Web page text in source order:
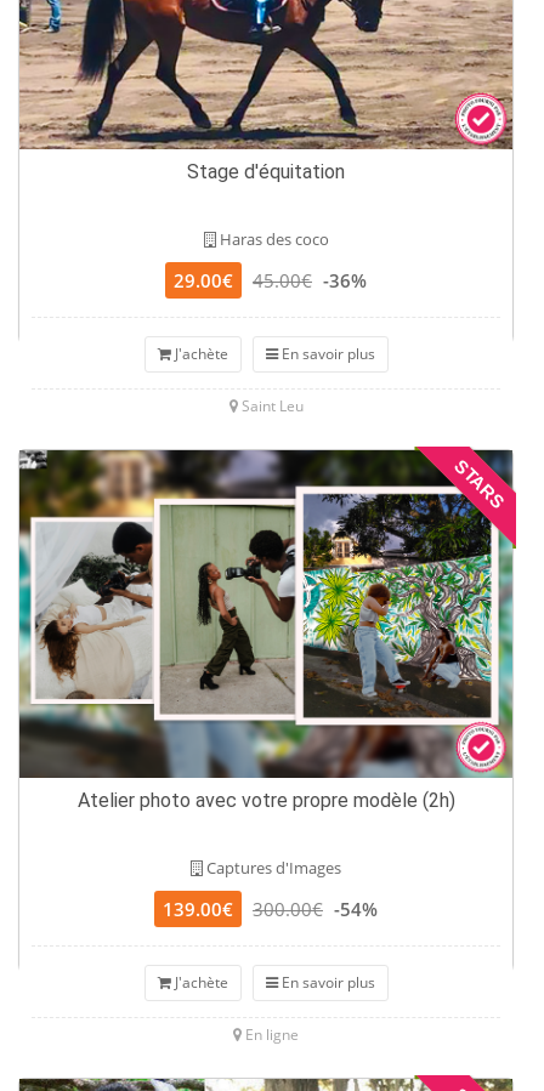
Stage d'équitation
Haras des coco
29.00€ 45.00€ -36%
J'achète En savoir plus
Saint Leu
STARS
Atelier photo avec votre propre modèle (2h)
Captures d'Images
139.00€ 300.00€ -54%
J'achète En savoir plus
En ligne